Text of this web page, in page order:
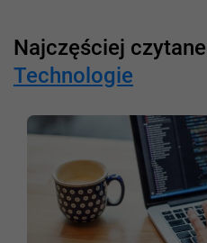
Najczęściej
Technologie